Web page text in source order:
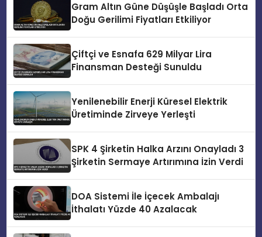
Gram Altın Güne Düşüşle Başladı Orta
Doğu Gerilimi Fiyatları Etkiliyor
Çiftçi ve Esnafa 629 Milyar Lira
Finansman Desteği Sunuldu
Yenilenebilir Enerji Küresel Elektrik
Üretiminde Zirveye Yerleşti
SPK 4 Şirketin Halka Arzını Onayladı 3
Şirketin Sermaye Artırımına İzin Verdi
DOA Sistemi İle İçecek Ambalajı
İthalatı Yüzde 40 Azalacak